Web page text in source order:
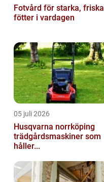
Fotvård för starka, friska
fötter i vardagen
05 juli 2026
Husqvarna norrköping
trädgårdsmaskiner som
håller...